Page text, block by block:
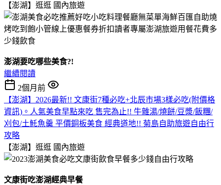
【澎湖】逛逛 國內旅遊
澎湖要吃哪些美食?!
繼續閱讀
2個月前
【澎湖】2026最新!! 文康街7種必吃+北辰市場3樣必吃(附價格
資訊)。人氣美食早點來吃 售完為止!! 牛雜湯/燒餅/豆漿/飯糰/
刈包/土魠魚羹 平價銅板美食 經典道地!! 菊島自助旅遊自由行
攻略
【澎湖】逛逛 國內旅遊
文康街吃澎湖經典早餐